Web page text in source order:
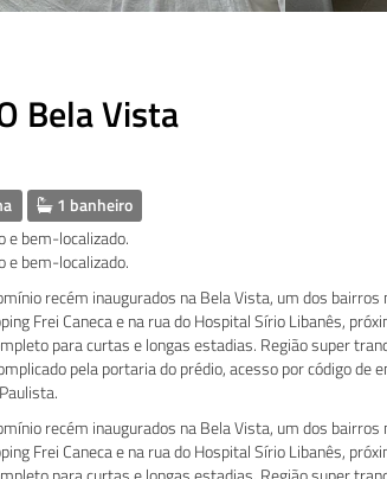
Bela Vista
1 banheiro
e bem-localizado.
e bem-localizado.
recém inaugurados na Bela Vista, um dos bairros
Frei Caneca e na rua do Hospital Sírio Libanês,
para curtas e longas estadias. Região super
pela portaria do prédio, acesso por código de
recém inaugurados na Bela Vista, um dos bairros
Frei Caneca e na rua do Hospital Sírio Libanês,